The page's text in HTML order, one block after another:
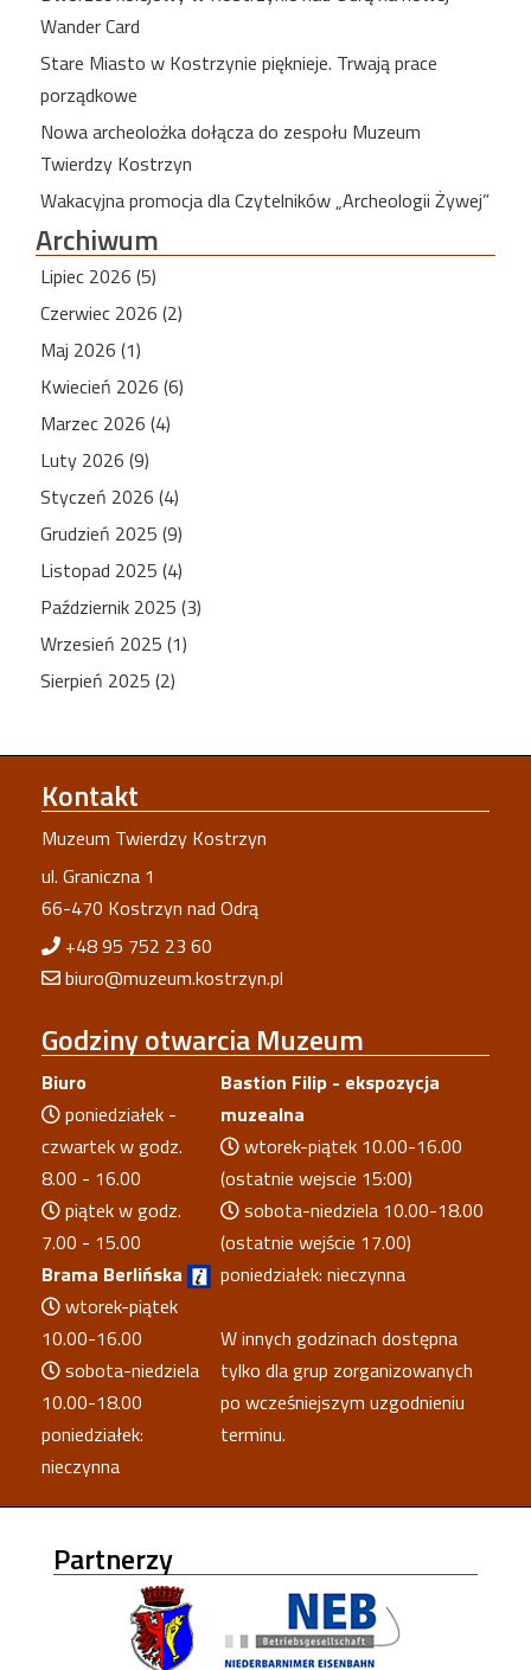
Wander Card
Stare Miasto w Kostrzynie pięknieje. Trwają prace
porządkowe
Nowa archeolożka dołącza do zespołu Muzeum
Twierdzy Kostrzyn
Wakacyjna promocja dla Czytelników „Archeologii Żywej”
Archiwum
Lipiec 2026 (5)
Czerwiec 2026 (2)
Maj 2026 (1)
Kwiecień 2026 (6)
Marzec 2026 (4)
Luty 2026 (9)
Styczeń 2026 (4)
Grudzień 2025 (9)
Listopad 2025 (4)
Październik 2025 (3)
Wrzesień 2025 (1)
Sierpień 2025 (2)
Kontakt
Muzeum Twierdzy Kostrzyn
ul. Graniczna 1
66-470 Kostrzyn nad Odrą
+48 95 752 23 60
biuro@muzeum.kostrzyn.pl
Godzinyotwarcia Muzeum
Biuro
poniedziałek -
czwartek w godz.
8.00 - 16.00
piątek w godz.
7.00 - 15.00
Brama Berlińska
wtorek-piątek
10.00-16.00
sobota-niedziela
10.00-18.00
poniedziałek:
nieczynna
Bastion Filip - ekspozycja
muzealna
wtorek-piątek 10.00-16.00
(ostatnie wejscie 15:00)
sobota-niedziela 10.00-18.00
(ostatnie wejście 17.00)
poniedziałek: nieczynna
W innych godzinach dostępna
tylko dla grup zorganizowanych
po wcześniejszym uzgodnieniu
terminu.
Partnerzy